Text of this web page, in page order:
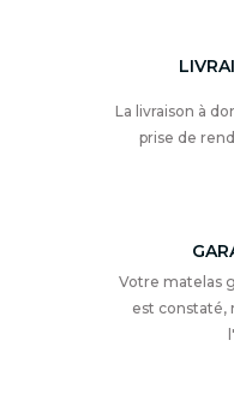
La livraison à
prise de
Votre matelas
est constaté,